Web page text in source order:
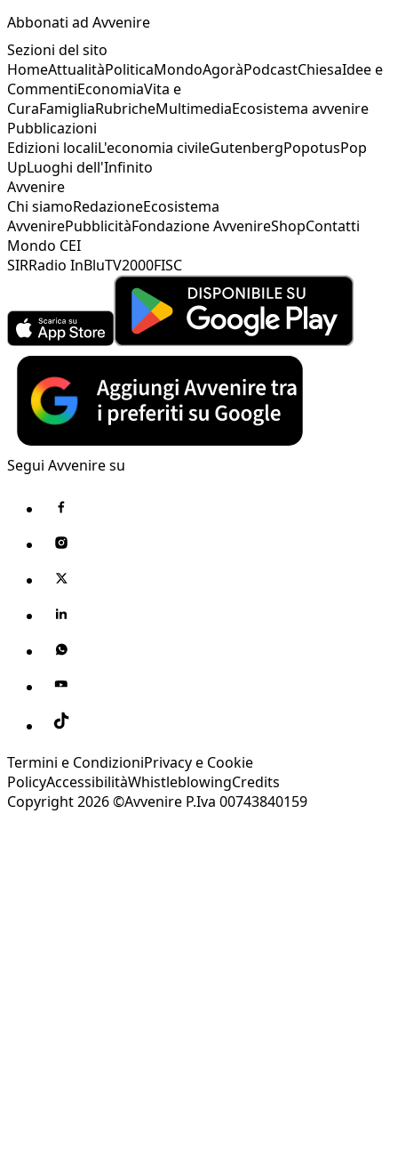
Abbonati ad Avvenire
Sezioni del sito
HomeAttualitàPoliticaMondoAgoràPodcastChiesaIdee e
CommentiEconomiaVita e
CuraFamigliaRubricheMultimediaEcosistema avvenire
Pubblicazioni
Edizioni localiL'economia civileGutenbergPopotusPop
UpLuoghi dell'Infinito
Avvenire
Chi siamoRedazioneEcosistema
AvvenirePubblicitàFondazione AvvenireShopContatti
Mondo CEI
SIRRadio InBluTV2000FISC
Segui Avvenire su
Termini e CondizioniPrivacy e Cookie
PolicyAccessibilitàWhistleblowingCredits
Copyright 2026 ©Avvenire P.Iva 00743840159